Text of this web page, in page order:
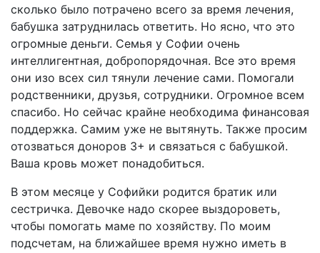
сколько было потрачено всего за время лечения,
бабушка затруднилась ответить. Но ясно, что это
огромные деньги. Семья у Софии очень
интеллигентная, добропорядочная. Все это время
они изо всех сил тянули лечение сами. Помогали
родственники, друзья, сотрудники. Огромное всем
спасибо. Но сейчас крайне необходима финансовая
поддержка. Самим уже не вытянуть. Также просим
отозваться доноров 3+ и связаться с бабушкой.
Ваша кровь может понадобиться.
В этом месяце у Софийки родится братик или
сестричка. Девочке надо скорее выздороветь,
чтобы помогать маме по хозяйству. По моим
подсчетам, на ближайшее время нужно иметь в